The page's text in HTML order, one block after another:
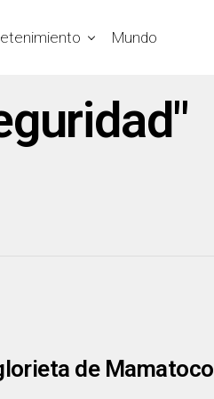
Mundo
de Mamatoco